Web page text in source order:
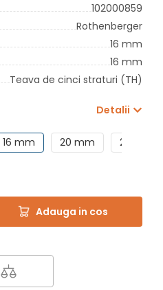
102000859
Rothenberger
16 mm
16 mm
Teava de cinci straturi (TH)
Detalii
16 mm 20 mm 26 mm
Adauga in cos